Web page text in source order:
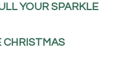
YOUR SPARKLE
CHRISTMAS